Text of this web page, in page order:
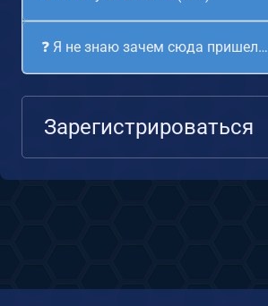
❓ Я не знаю зачем сюда пришел…
Зарегистрироваться